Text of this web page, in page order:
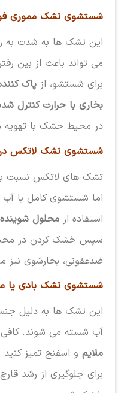
شستشوی تشک مموری
این تشک ها به شدت
می تواند باعث از بین
برای شستشو، از پاک
بخاری با حرارت کنترل شده
در محیط خشک با تهویه
شستشوی تشک لاتکس در
تشک های لاتکس نسبت
اما شستشوی کامل با
استفاده از محلول شوینده
سپس خشک کردن در
ضدعفونی، بخارشوی نیز
شستشوی تشک بادی یا
آب شسته می شوند.
ملایمو اسفنج تمیز
برای جلوگیری از رشد